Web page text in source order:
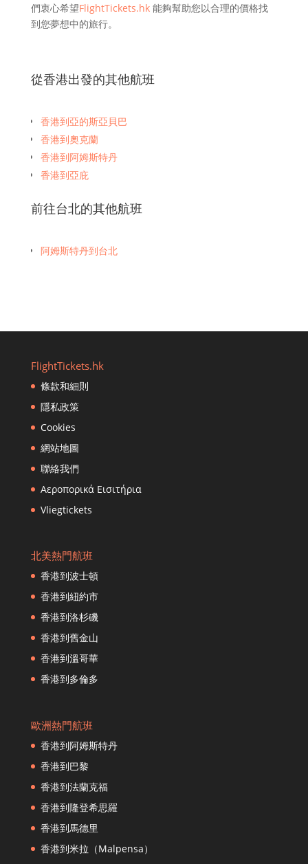
們衷心希望FlightTickets.hk能夠幫助您以合理的價格找
到您夢想中的旅行。
從香港出發的其他航班
香港到亞的斯亞貝巴
香港到奧克蘭
香港到阿姆斯特丹
香港到亞庇
香港到班加羅爾
香港到孟買
香港到鄭州
香港到濟州市
香港到重慶
香港到清邁
香港到長沙
香港到札幌
香港到達卡
香港到達南
香港到曼谷（Don Muang）
香港到多哈
香港到迪拜
香港到富裕
香港到法蘭克福
香港到福岡
香港到海口
香港到杭州
香港到普吉島
香港到東京
香港到漢城
香港到伊斯坦布爾
香港到高雄
香港到大阪
前往台北的其他航班
阿姆斯特丹到台北
FlightTickets.hk
條款和細則
隱私政策
Cookies
網站地圖
聯絡我們
Αεροπορικά Εισιτήρια
Vliegtickets
北美熱門航班
香港到波士頓
香港到紐約市
香港到洛杉磯
香港到舊金山
香港到溫哥華
香港到多倫多
歐洲熱門航班
香港到阿姆斯特丹
香港到巴黎
香港到法蘭克福
香港到隆登希思羅
香港到馬德里
香港到米拉（Malpensa）